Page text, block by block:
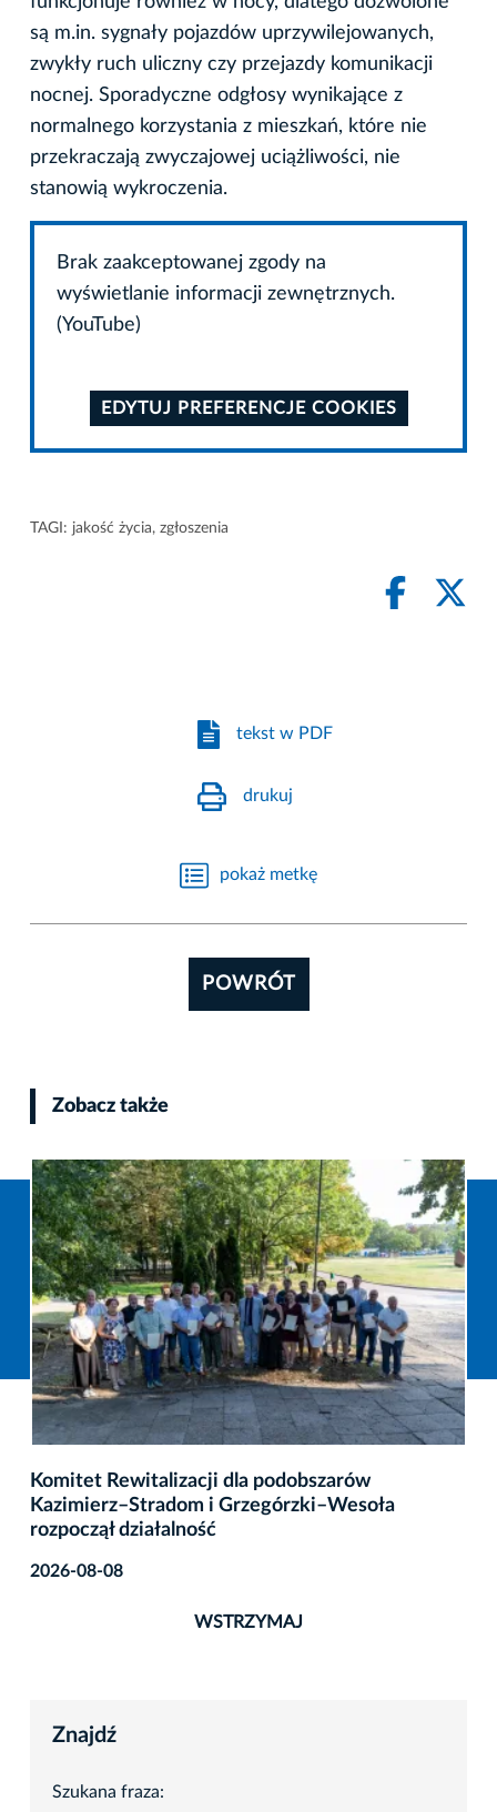
są m.in. sygnały pojazdów uprzywilejowanych,
zwykły ruch uliczny czy przejazdy komunikacji
nocnej. Sporadyczne odgłosy wynikające z
normalnego korzystania z mieszkań, które nie
przekraczają zwyczajowej uciążliwości, nie
stanowią wykroczenia.
Brak zaakceptowanej zgody na
wyświetlanie informacji zewnętrznych.
(YouTube)
EDYTUJ PREFERENCJE COOKIES
TAGI: jakość życia, zgłoszenia
tekst w PDF
drukuj
pokaż metkę
POWRÓT
Zobacz także
Komitet Rewitalizacji dla podobszarów
Kazimierz–Stradom i Grzegórzki–Wesoła
rozpoczął działalność
2026-08-08
WSTRZYMAJ
Znajdź
Szukana fraza: